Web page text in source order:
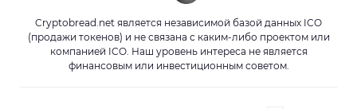
Cryptobread.net является независимой базой данных ICO
(продажи токенов) и не связана с каким-либо проектом или
компанией ICO. Наш уровень интереса не является
финансовым или инвестиционным советом.